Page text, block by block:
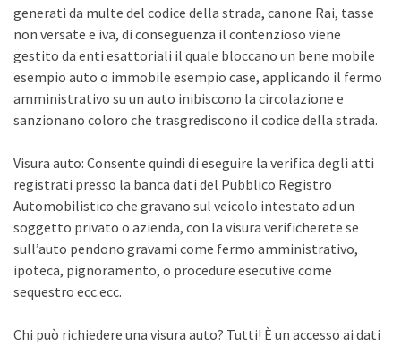
generati da multe del codice della strada, canone Rai, tasse
non versate e iva, di conseguenza il contenzioso viene
gestito da enti esattoriali il quale bloccano un bene mobile
esempio auto o immobile esempio case, applicando il fermo
amministrativo su un auto inibiscono la circolazione e
sanzionano coloro che trasgrediscono il codice della strada.
Visura auto: Consente quindi di eseguire la verifica degli atti
registrati presso la banca dati del Pubblico Registro
Automobilistico che gravano sul veicolo intestato ad un
soggetto privato o azienda, con la visura verificherete se
sull’auto pendono gravami come fermo amministrativo,
ipoteca, pignoramento, o procedure esecutive come
sequestro ecc.ecc.
Chi può richiedere una visura auto? Tutti! È un accesso ai dati